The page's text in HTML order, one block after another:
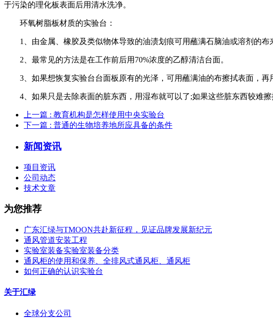
于污染的理化板表面后用清水洗净。
环氧树脂板材质的实验台：
1、由金属、橡胶及类似物体导致的油渍划痕可用蘸满石脑油或溶剂的布
2、最常见的方法是在工作前后用70%浓度的乙醇清洁台面。
3、如果想恢复实验台台面板原有的光泽，可用蘸满油的布擦拭表面，再
4、如果只是去除表面的脏东西，用湿布就可以了;如果这些脏东西较难擦
上一篇 : 教育机构是怎样使用中央实验台
下一篇 : 普通的生物培养地所应具备的条件
新闻资讯
项目资讯
公司动态
技术文章
为您推荐
广东汇绿与TMOON共赴新征程，见证品牌发展新纪元
通风管道安装工程
实验室装备实验室装备分类
通风柜的使用和保养、全排风式通风柜、通风柜
如何正确的认识实验台
关于汇绿
全球分支公司